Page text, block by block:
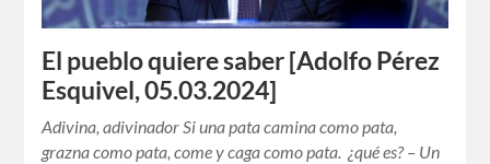
El pueblo quiere saber [Adolfo Pérez
Esquivel, 05.03.2024]
Adivina, adivinador Si una pata camina como pata,
grazna como pata, come y caga como pata. ¿qué es? – Un